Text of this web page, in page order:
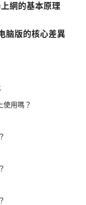
網的基本原理
脑版的核心差異
使用嗎？